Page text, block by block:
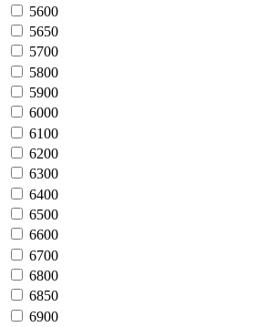
5600
5650
5700
5800
5900
6000
6100
6200
6300
6400
6500
6600
6700
6800
6850
6900